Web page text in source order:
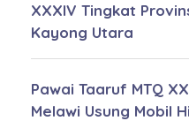
XXXIV Tingkat
Kayong Utara
Pawai Taaruf MTQ
Melawi Usung Mobil